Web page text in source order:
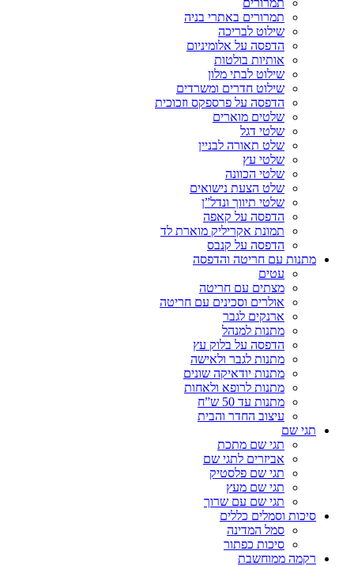
תמרורים
תמרורים באתרי בניה
שילוט לבריכה
הדפסה על אלומיניום
אותיות בולטות
שילוט לבתי מלון
שילוט חדרים ומשרדים
הדפסה על פרספקס וזכוכית
שלטים מוארים
שלטי דגל
שלט תאורה לבניין
שלטי עץ
שלטי הכוונה
שלט הצעת נישואים
שלטי תיווך ונדל”ן
הדפסה על קאפה
תמונת אקריליק מוארת לד
הדפסה על קנבס
מתנות עם חריטה והדפסה
עטים
מצתים עם חריטה
אולרים וסכינים עם חריטה
ארנקים לגבר
מתנות למנהל
הדפסה על בלוק עץ
מתנות לגבר ולאישה
מתנות יודאיקה שונים
מתנות לרופא ולאחות
מתנות עד 50 ש”ח
עיצוב החדר והבית
תגי שם
תגי שם מתכת
אביזרים לתגי שם
תגי שם פלסטיק
תגי שם מעץ
תגי שם עם שרוך
סיכות וסמלים כללים
סמל המדינה
סיכות כפתור
רקמה ממוחשבת